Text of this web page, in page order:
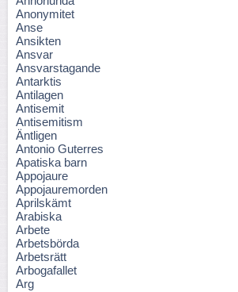
Anonymitet
Anse
Ansikten
Ansvar
Ansvarstagande
Antarktis
Antilagen
Antisemit
Antisemitism
Äntligen
Antonio Guterres
Apatiska barn
Appojaure
Appojauremorden
Aprilskämt
Arabiska
Arbete
Arbetsbörda
Arbetsrätt
Arbogafallet
Arg